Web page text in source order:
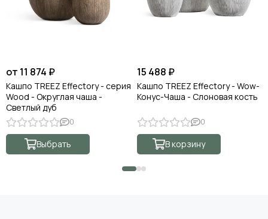
от 11 874 ₽
Кашпо TREEZ Effectory - серия
Wood - Округлая чаша -
Светлый дуб
0
Выбрать
15 488 ₽
Кашпо TREEZ Effectory - Wow-
Конус-Чаша - Слоновая кость
0
В корзину